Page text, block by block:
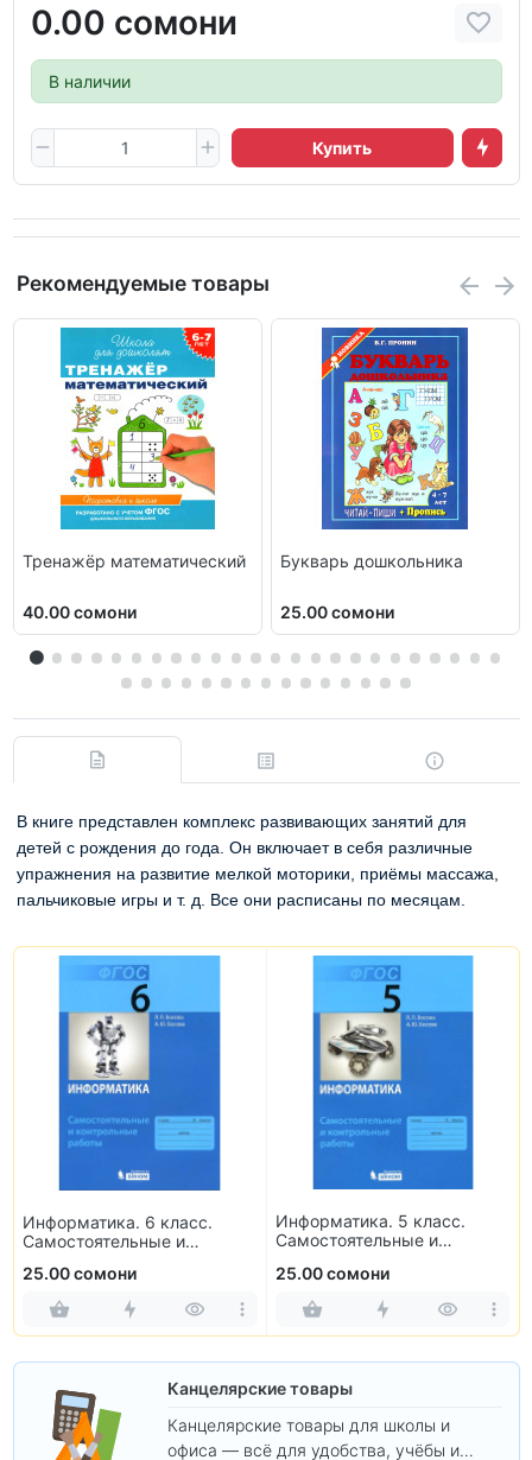
0.00 сомони
В наличии
Купить
Рекомендуемые товары
Тренажёр математический
40.00 сомони
Букварь дошкольника
25.00 сомони
В книге представлен комплекс развивающих занятий для
детей с рождения до года. Он включает в себя различные
упражнения на развитие мелкой моторики, приёмы массажа,
пальчиковые игры и т. д. Все они расписаны по месяцам.
Информатика. 6 класс.
Самостоятельные и
25.00 сомони
Информатика. 5 класс.
Самостоятельные и
25.00 сомони
Канцелярские товары
Канцелярские товары для школы и
офиса — всё для удобства, учёбы и